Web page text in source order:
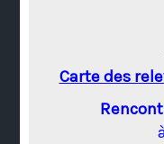
Carte des